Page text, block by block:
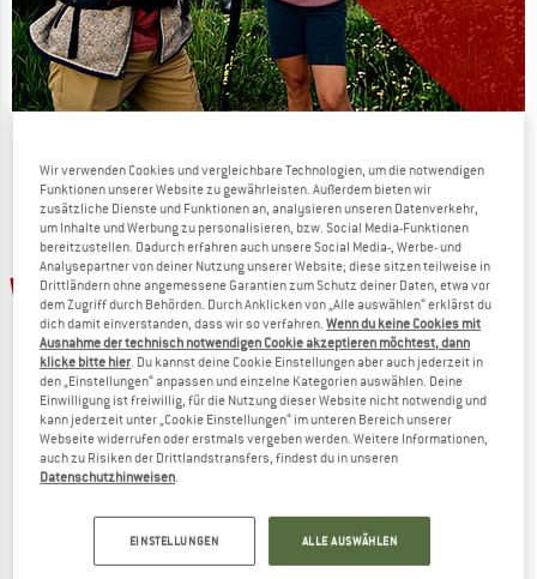
JETZT BIS ZU 50% RABATT
ZUM SOMMER SALE
50%
STOIC
Women's MountainWool AsplidenSt. III Ski Pants
229,95 €114,98 €
3,8(8)
NORRØNA
Radhose
238,95 €
(0)
Wir verwenden Cookies und vergleichbare Technologien, um die notwendigen
Funktionen unserer Website zu gewährleisten. Außerdem bieten wir
zusätzliche Dienste und Funktionen an, analysieren unseren Datenverkehr,
um Inhalte und Werbung zu personalisieren, bzw. Social Media-Funktionen
bereitzustellen. Dadurch erfahren auch unsere Social Media-, Werbe- und
Analysepartner von deiner Nutzung unserer Website; diese sitzen teilweise in
Drittländern ohne angemessene Garantien zum Schutz deiner Daten, etwa vor
dem Zugriff durch Behörden. Durch Anklicken von „Alle auswählen“ erklärst du
dich damit einverstanden, dass wir so verfahren.Wenn du keine Cookies mit
Ausnahme der technisch notwendigen Cookie akzeptieren möchtest, dann
klicke bitte hier . Du kannst deine Cookie Einstellungen aber auch jederzeit in
den „Einstellungen“ anpassen und einzelne Kategorien auswählen. Deine
Einwilligung ist freiwillig, für die Nutzung dieser Website nicht notwendig und
kann jederzeit unter „Cookie Einstellungen“ im unteren Bereich unserer
Webseite widerrufen oder erstmals vergeben werden. Weitere Informationen,
auch zu Risiken der Drittlandstransfers, findest du in unseren
Datenschutzhinweisen
EINSTELLUNGEN ALLE AUSWÄHLEN